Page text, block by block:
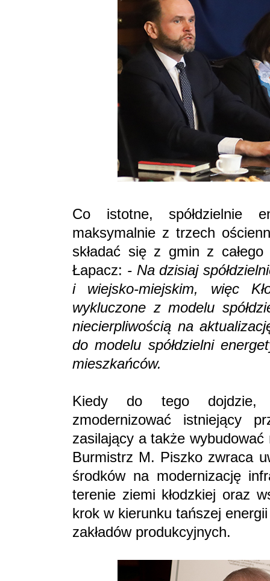
Co istotne, spółdzielnie
maksymalnie z trzech
składać się z gmin z
Łapacz: - Na dzisiaj
i wiejsko-miejskim, więc
wykluczone z modelu
niecierpliwością na
do modelu spółdzielni
mieszkańców.
Kiedy do tego dojdzie,
zmodernizować istniejący
zasilający a także
Burmistrz M. Piszko zwraca
środków na modernizację
terenie ziemi kłodzkiej oraz
krok w kierunku tańszej
zakładów produkcyjnych.